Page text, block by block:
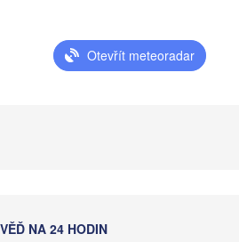
Otevřít meteoradar
NA 24 HODIN
(Cherkasy)
Вінниця
(Vinnytsia)